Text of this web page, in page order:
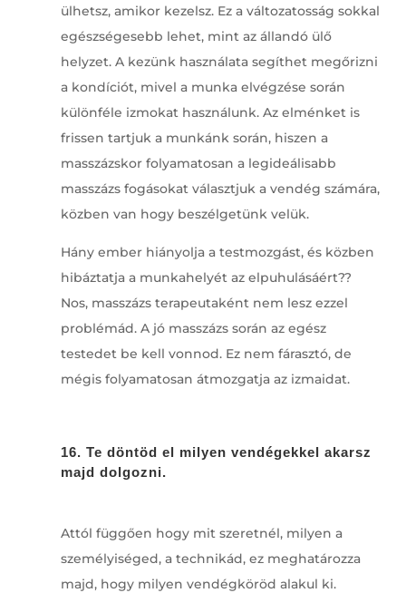
ülhetsz, amikor kezelsz. Ez a változatosság sokkal
egészségesebb lehet, mint az állandó ülő
helyzet. A kezünk használata segíthet megőrizni
a kondíciót, mivel a munka elvégzése során
különféle izmokat használunk. Az elménket is
frissen tartjuk a munkánk során, hiszen a
masszázskor folyamatosan a legideálisabb
masszázs fogásokat választjuk a vendég számára,
közben van hogy beszélgetünk velük.
Hány ember hiányolja a testmozgást, és közben
hibáztatja a munkahelyét az elpuhulásáért??
Nos, masszázs terapeutaként nem lesz ezzel
problémád. A jó masszázs során az egész
testedet be kell vonnod. Ez nem fárasztó, de
mégis folyamatosan átmozgatja az izmaidat.
16. Te döntöd el milyen vendégekkel akarsz
majd dolgozni.
Attól függően hogy mit szeretnél, milyen a
személyiséged, a technikád, ez meghatározza
majd, hogy milyen vendégköröd alakul ki.